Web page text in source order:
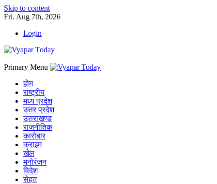
Skip to content
Fri. Aug 7th, 2026
Login
Primary Menu
होम
राष्ट्रीय
मध्य प्रदेश
उत्तर प्रदेश
उत्तराखण्ड
राजनीतिक
कारोबार
क्राइम
खेल
मनोरंजन
विदेश
सेहत